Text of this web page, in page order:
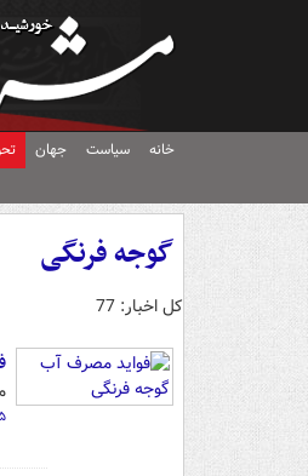
خانه سیاست جهان
گوجه فرنگی
کل اخبار: 77
۲۵